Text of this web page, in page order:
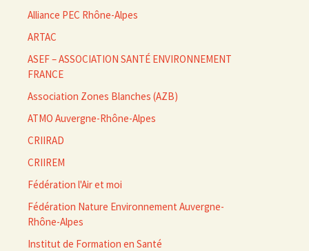
Alliance PEC Rhône-Alpes
ARTAC
ASEF – ASSOCIATION SANTÉ ENVIRONNEMENT
FRANCE
Association Zones Blanches (AZB)
ATMO Auvergne-Rhône-Alpes
CRIIRAD
CRIIREM
Fédération l'Air et moi
Fédération Nature Environnement Auvergne-
Rhône-Alpes
Institut de Formation en Santé